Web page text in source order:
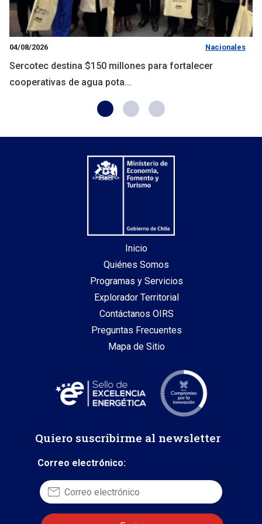
04/08/2026 Nacionales
Sercotec destina $150 millones para fortalecer
cooperativas de agua pota...
Inicio
Quiénes Somos
Programas y Servicios
Explorador Territorial
Contáctanos OIRS
Preguntas Frecuentes
Mapa de Sitio
Quiero suscribirme al newsletter
Correo electrónico: